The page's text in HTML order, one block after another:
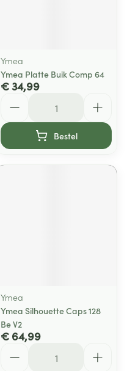
Ymea
Ymea Platte Buik Comp 64
€ 34,99
Bestel
Ymea
Ymea Silhouette Caps 128
Be V2
€ 64,99